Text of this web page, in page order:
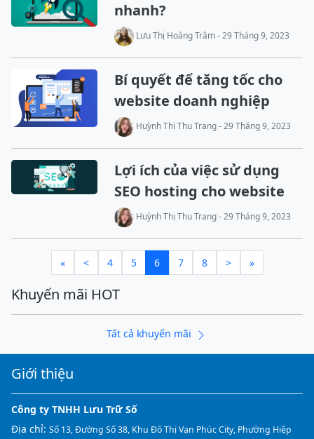
nhanh?
Lưu Thị Hoàng Trâm - 29 Tháng 9, 2023
Bí quyết để tăng tốc cho
website doanh nghiệp
Huỳnh Thị Thu Trang - 29 Tháng 9, 2023
Lợi ích của việc sử dụng
SEO hosting cho website
Huỳnh Thị Thu Trang - 29 Tháng 9, 2023
« < 4 5 6 7 8 > »
Khuyến mãi HOT
Tất cả khuyến mãi
Giới thiệu
Công ty TNHH Lưu Trữ Số
Địa chỉ: Số 13, Đường Số 38, Khu Đô Thị Vạn Phúc City, Phường Hiệp